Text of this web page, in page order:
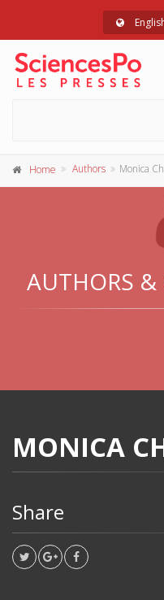
Home Authors Monica
AUTHORS &
MONICA
Share